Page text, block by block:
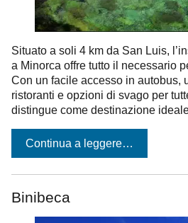
Situato a soli 4 km da San Luis,
a Minorca offre tutto il necessario
Con un facile accesso in autobus,
ristoranti e opzioni di svago per
distingue come destinazione
Continua a leggere…
Binibeca